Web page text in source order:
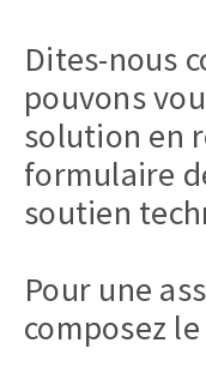
Dites-nous
pouvons
solution en
formulaire
soutien
Pour une
composez